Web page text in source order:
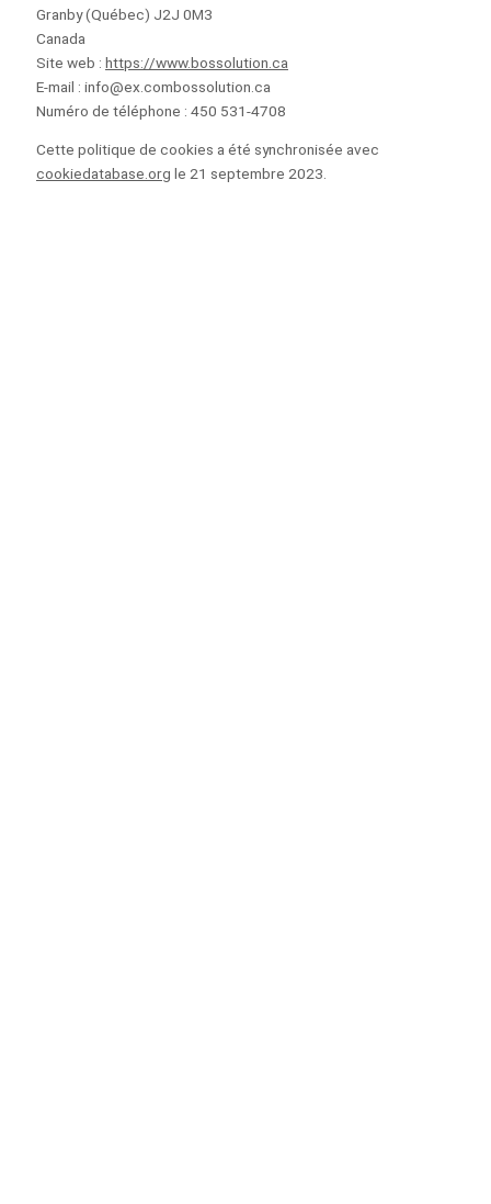
Granby (Québec) J2J 0M3
Canada
Site web : https://www.bossolution.ca
E-mail : info@ex.combossolution.ca
Numéro de téléphone : 450 531-4708
Cette politique de cookies a été synchronisée avec
cookiedatabase.org le 21 septembre 2023.